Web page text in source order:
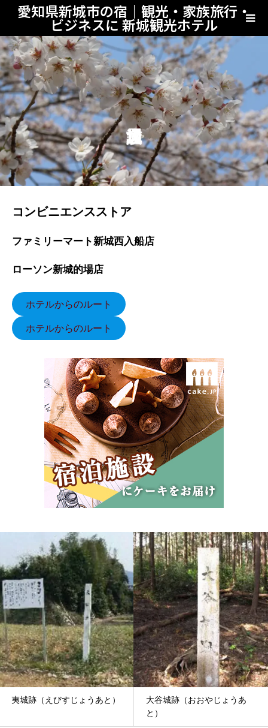
愛知県新城市の宿｜観光・家族旅行・
ビジネスに 新城観光ホテル
コンビニエンスストア
ファミリーマート新城西入船店
ローソン新城的場店
ホテルからのルート
ホテルからのルート
夷城跡（えびすじょうあと）
大谷城跡（おおやじょうあ
と）